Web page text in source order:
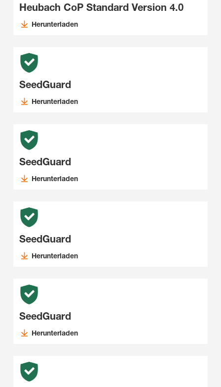
Heubach CoP Standard Version 4.0
Herunterladen
SeedGuard
Herunterladen
SeedGuard
Herunterladen
SeedGuard
Herunterladen
SeedGuard
Herunterladen